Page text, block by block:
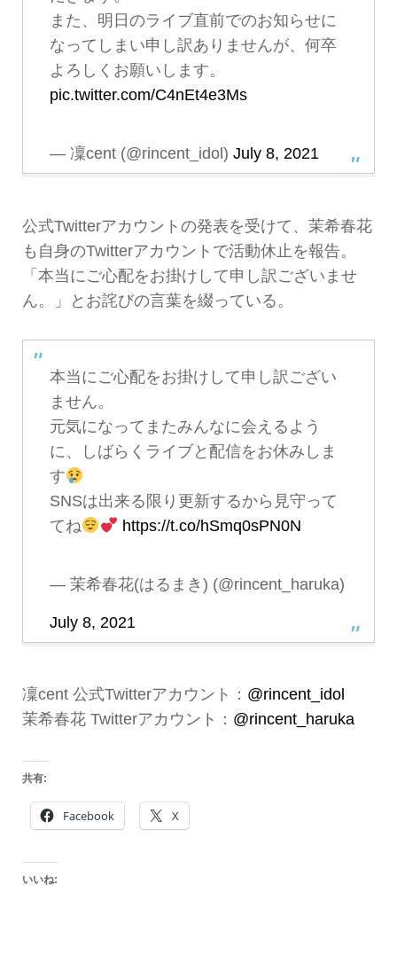
また、明日のライブ直前でのお知らせに
なってしまい申し訳ありませんが、何卒
よろしくお願いします。
pic.twitter.com/C4nEt4e3Ms
— 凜cent (@rincent_idol) July 8, 2021
公式Twitterアカウントの発表を受けて、茉希春花
も自身のTwitterアカウントで活動休止を報告。
「本当にご心配をお掛けして申し訳ございませ
ん。」とお詫びの言葉を綴っている。
本当にご心配をお掛けして申し訳ござい
ません。
元気になってまたみんなに会えるよう
に、しばらくライブと配信をお休みしま
す
SNSは出来る限り更新するから見守って
てね
https://t.co/hSmq0sPN0N
— 茉希春花(はるまき) (@rincent_haruka)
July 8, 2021
凜cent 公式Twitterアカウント： @rincent_idol
茉希春花 Twitterアカウント： @rincent_haruka
共有:
Facebook X
いいね: